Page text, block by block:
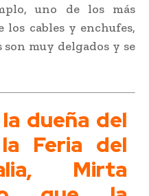
uno de los más
los cables y enchufes,
muy delgados y se
dueña del
Feria del
Mirta